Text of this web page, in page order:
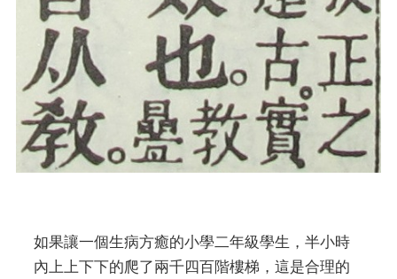
如果讓一個生病方癒的小學二年級學生，半小時
內上上下下的爬了兩千四百階樓梯，這是合理的